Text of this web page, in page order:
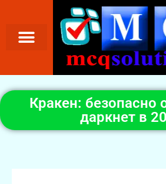
Кракен: безопасно
даркнет в